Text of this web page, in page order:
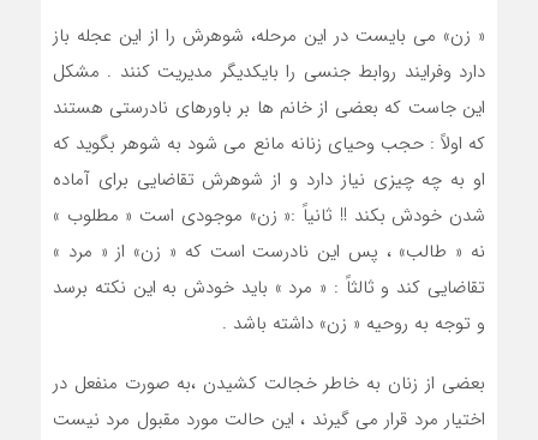
« زن» مي بايست در اين مرحله، شوهرش را از اين عجله باز
دارد وفرايند روابط جنسي را بايكديگر مديريت كنند . مشكل
اين جاست كه بعضي از خانم ها بر باورهاي نادرستي هستند
كه اولاً : حجب وحياي زنانه مانع مي شود به شوهر بگويد كه
او به چه چيزي نياز دارد و از شوهرش تقاضايي براي آماده
شدن خودش بكند !! ثانياً :« زن» موجودي است « مطلوب »
نه « طالب» ، پس اين نادرست است كه « زن» از « مرد »
تقاضايي كند و ثالثاً : « مرد » بايد خودش به اين نكته برسد
و توجه به روحيه « زن» داشته باشد .
بعضي از زنان به خاطر خجالت كشيدن ،به صورت منفعل در
اختيار مرد قرار مي گيرند ، اين حالت مورد مقبول مرد نيست